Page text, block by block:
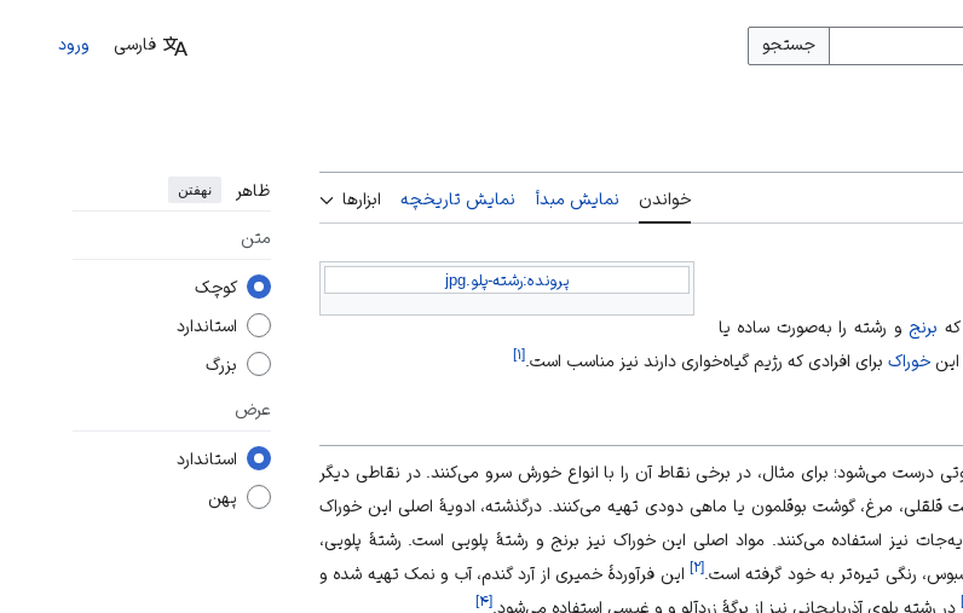
جستجو فارسی ورود
خواندن نمایش مبدأ نمایش تاریخچه ابزارها ظاهر نهفتن
متن
کوچک
استاندارد
بزرگ
عرض
استاندارد
پهن
پرونده:رشته-پلو.jpg
برنج و رشته را به‌صورت ساده یا
خوراک برای افرادی که رژیم گیاه‌خواری دارند نیز مناسب است. [۱]
درست می‌شود؛ برای مثال، در برخی نقاط آن را با انواع خورش سرو می‌کنند. در نقاطی دیگر
قلقلی، مرغ، گوشت بوقلمون یا ماهی دودی تهیه می‌کنند. درگذشته، ادویهٔ اصلی این خوراک
نیز استفاده می‌کنند. مواد اصلی این خوراک نیز برنج و رشتهٔ پلویی است. رشتهٔ پلویی،
رنگی تیره‌تر به خود گرفته است.[۲] این فرآوردهٔ خمیری از آرد گندم، آب و نمک تهیه شده و
] در رشته پلوی آذربایجانی نیز از برگهٔ زردآلو و و غیسی استفاده می‌شود.[۴]